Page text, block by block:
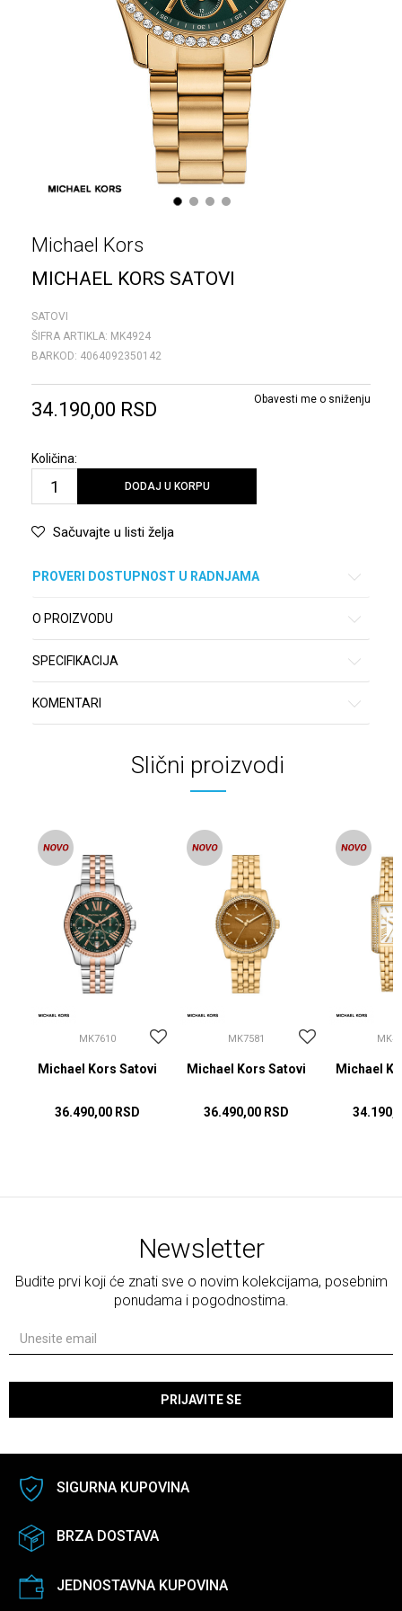
1 2 3 4
Michael Kors
MICHAEL KORS SATOVI
SATOVI
ŠIFRA ARTIKLA: MK4924
BARKOD: 4064092350142
34.190,00 RSD Obavesti me o sniženju
Količina:
DODAJ U KORPU
Sačuvajte u listi želja
PROVERI DOSTUPNOST U RADNJAMA
O PROIZVODU
SPECIFIKACIJA
KOMENTARI
Slični proizvodi
MK7610
Michael Kors Satovi
36.490,00 RSD
MK7581
Michael Kors Satovi
36.490,00 RSD
Michael
Newsletter
Budite prvi koji će znati sve o novim kolekcijama, posebnim
ponudama i pogodnostima.
PRIJAVITE SE
SIGURNA KUPOVINA
BRZA DOSTAVA
JEDNOSTAVNA KUPOVINA